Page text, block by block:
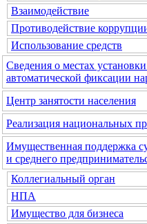
Взаимодействие
Противодействие
Использование средств
Сведения о местах
автоматической фиксации
Центр занятости населения
Реализация национальных
Имущественная поддержка
и среднего
Коллегиальный орган
НПА
Имущество для бизнеса